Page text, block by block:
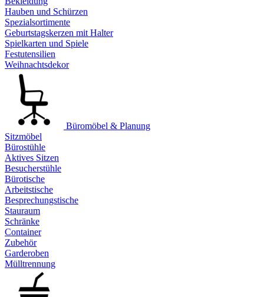
Hauben und Schürzen
Spezialsortimente
Geburtstagskerzen mit Halter
Spielkarten und Spiele
Festutensilien
Weihnachtsdekor
Büromöbel & Planung
Sitzmöbel
Bürostühle
Aktives Sitzen
Besucherstühle
Bürotische
Arbeitstische
Besprechungstische
Stauraum
Schränke
Container
Zubehör
Garderoben
Mülltrennung